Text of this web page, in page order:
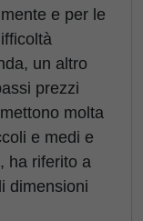
e per le
un altro
prezzi
molta
e medi e
ha riferito a
dimensioni